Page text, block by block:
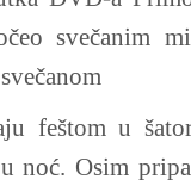
svečanim
feštom u
noć. Osim